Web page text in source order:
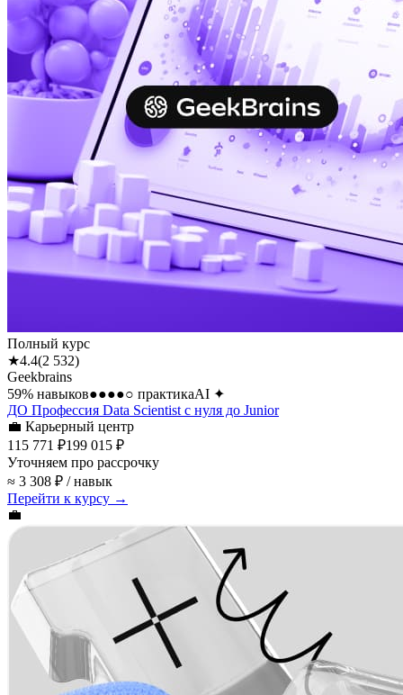
Полный курс
★4.4(2 532)
Geekbrains
59% навыков●●●●○ практикаAI ✦
ДО Профессия Data Scientist с нуля до Junior
💼 Карьерный центр
115 771 ₽199 015 ₽
Уточняем про рассрочку
≈ 3 308 ₽ / навык
Перейти к курсу →
💼